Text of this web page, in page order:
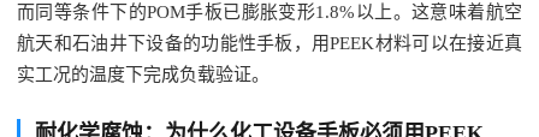
而同等条件下的POM手板已膨胀变形1.8%以上。这意味着航空
航天和石油井下设备的功能性手板，用PEEK材料可以在接近真
实工况的温度下完成负载验证。